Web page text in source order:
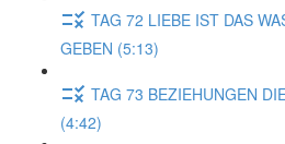
TAG 72 LIEBE IST DAS
GEBEN (5:13)
TAG 73 BEZIEHUNGEN
(4:42)